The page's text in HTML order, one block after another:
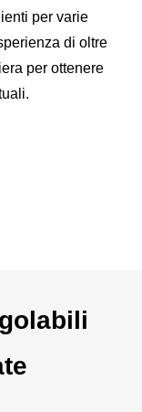
per varie
di oltre
per ottenere